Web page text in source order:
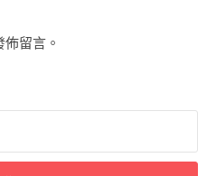
留言。